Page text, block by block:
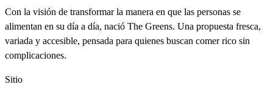
Con la visión de transformar la manera en que las personas se
alimentan en su día a día, nació The Greens. Una propuesta fresca,
variada y accesible, pensada para quienes buscan comer rico sin
complicaciones.
Sitio